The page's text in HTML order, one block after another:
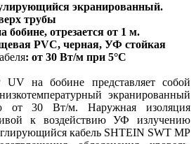
экранированный.
трубы
бобине, отрезается от 1 м.
PVC, черная, УФ стойкая
: от 30 Вт/м при 5°C
на бобине представляет собой
экранированный
от 30 Вт/м. Наружная изоляция
к воздействию УФ излучению
кабель SHTEIN SWT MP